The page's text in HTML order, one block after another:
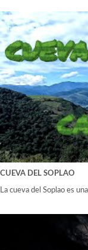
CUEVA DEL SOPLAO
La cueva del Soplao es